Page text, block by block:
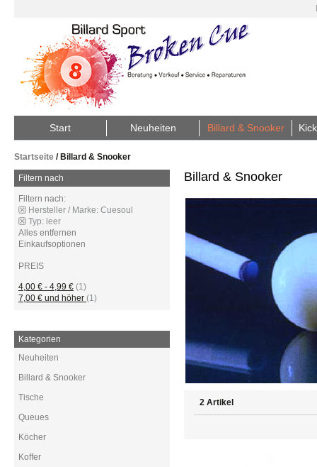
Start Neuheiten Billard & Snooker
Startseite / Billard & Snooker
Billard & Snooker
2 Artikel
Filtern nach
Filtern nach:
Hersteller / Marke: Cuesoul
Typ: leer
Alles entfernen
Einkaufsoptionen
PREIS
4,00 € - 4,99 € (1)
7,00 € und höher (1)
Kategorien
Neuheiten
Billard & Snooker
Tische
Queues
Köcher
Koffer